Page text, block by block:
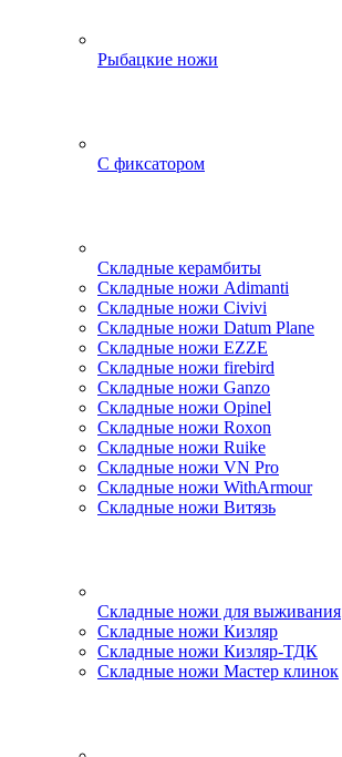
Рыбацкие ножи
С фиксатором
Складные керамбиты
Складные ножи Adimanti
Складные ножи Civivi
Складные ножи Datum Plane
Складные ножи EZZE
Складные ножи firebird
Складные ножи Ganzo
Складные ножи Opinel
Складные ножи Roxon
Складные ножи Ruike
Складные ножи VN Pro
Складные ножи WithArmour
Складные ножи Витязь
Складные ножи для выживания
Складные ножи Кизляр
Складные ножи Кизляр-ТДК
Складные ножи Мастер клинок